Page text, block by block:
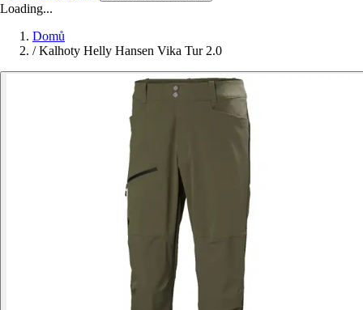
Loading...
Domů
/ Kalhoty Helly Hansen Vika Tur 2.0